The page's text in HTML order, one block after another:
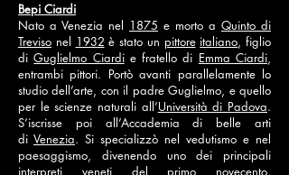
Bepi Ciardi
Nato a Venezia nel 1875 e morto a Quinto di
Treviso nel 1932 è stato un pittore italiano, figlio
diGuglielmo Ciardie fratello di Emma Ciardi,
entrambi pittori. Portò avanti parallelamente lo
studio dell’arte, con il padre Guglielmo, e quello
per le scienze naturali all’Università di Padova.
S’iscrisse poi all’Accademia di belle arti
di Venezia. Si specializzò nel vedutismo e nel
paesaggismo, divenendo uno dei principali
interpreti veneti del primo novecento.